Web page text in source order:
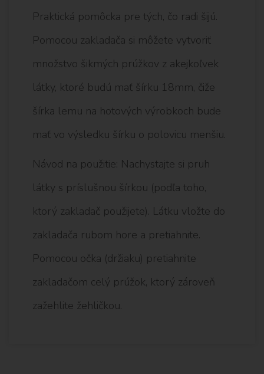
Praktická pomôcka pre tých, čo radi šijú.
Pomocou zakladača si môžete vytvoriť
množstvo šikmých prúžkov z akejkoľvek
látky, ktoré budú mať šírku 18mm, čiže
šírka lemu na hotových výrobkoch bude
mať vo výsledku šírku o polovicu menšiu.
Návod na použitie: Nachystajte si pruh
látky s príslušnou šírkou (podľa toho,
ktorý zakladač použijete). Látku vložte do
zakladača rubom hore a pretiahnite.
Pomocou očka (držiaku) pretiahnite
zakladačom celý prúžok, ktorý zároveň
zažehlite žehličkou.